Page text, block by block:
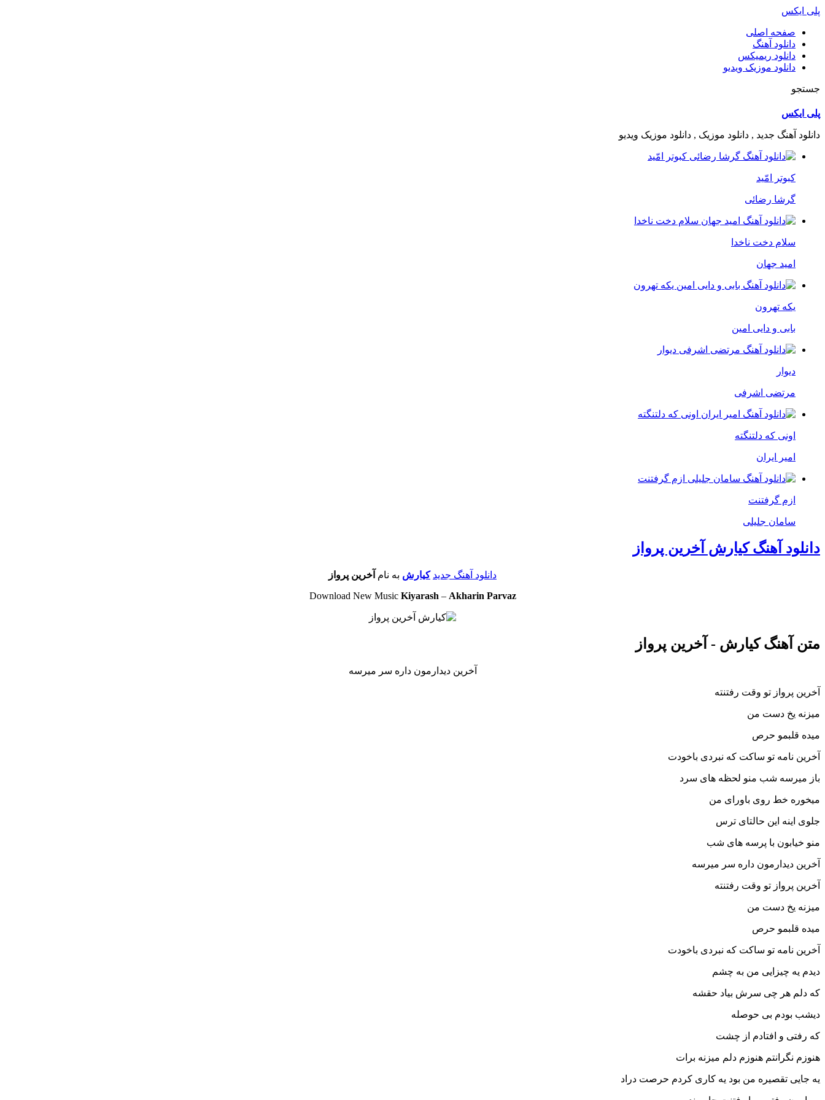
پلی ایکس
صفحه اصلی
دانلود آهنگ
دانلود ریمیکس
دانلود موزیک ویدیو
جستجو
پلی ایکس
دانلود آهنگ جدید , دانلود موزیک , دانلود موزیک ویدیو
کبوتر امّید
گرشا رضائی
سلام دخت ناخدا
امید جهان
یکه تهرون
بابی و دایی امین
دیوار
مرتضی اشرفی
اونی که دلتنگته
امیر ایران
ازم گرفتنت
سامان جلیلی
دانلود آهنگ کیارش آخرین پرواز
دانلود آهنگ جدید کیارش به نام آخرین پرواز
Download New Music Kiyarash – Akharin Parvaz
متن آهنگ کیارش - آخرین پرواز
آخرین دیدارمون داره سر میرسه
آخرین پرواز تو وقت رفتنته
میزنه یخ دست من
میده قلبمو حرص
آخرین نامه تو ساکت که نبردی باخودت
باز میرسه شب منو لحظه های سرد
میخوره خط روی باورای من
جلوی اینه این حالتای ترس
منو خیابون با پرسه های شب
آخرین دیدارمون داره سر میرسه
آخرین پرواز تو وقت رفتنته
میزنه یخ دست من
میده قلبمو حرص
آخرین نامه تو ساکت که نبردی باخودت
دیدم یه چیزایی من به چشم
که دلم هر چی سرش بیاد حقشه
دیشب بودم بی حوصله
که رفتی و افتادم از چشت
هنوزم نگرانتم هنوزم دلم میزنه برات
یه جایی تقصیره من بود یه کاری کردم حرصت دراد